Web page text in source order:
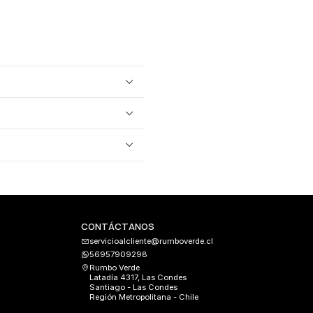
CONTÁCTANOS
servicioalcliente@rumboverde.cl
56957909298
Rumbo Verde
Latadía 4317, Las Condes
Santiago - Las Condes
Región Metropolitana - Chile